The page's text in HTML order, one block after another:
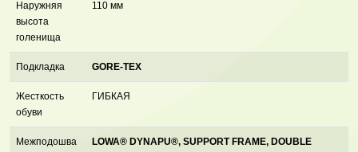
Наружняя
высота
голенища
110 мм
Подкладка GORE-TEX
Жесткость
обуви
ГИБКАЯ
Межподошва
LOWA® DYNAPU®, SUPPORT FRAME, DOUBLE